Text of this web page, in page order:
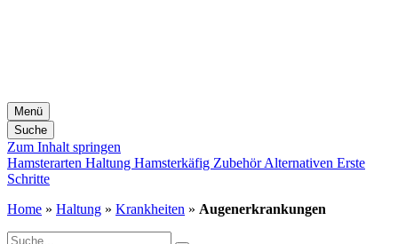
Menü
Suche
Zum Inhalt springen
Hamsterarten Haltung Hamsterkäfig ZubehörAlternativen Erste
Schritte
Home » Haltung » Krankheiten » Augenerkrankungen